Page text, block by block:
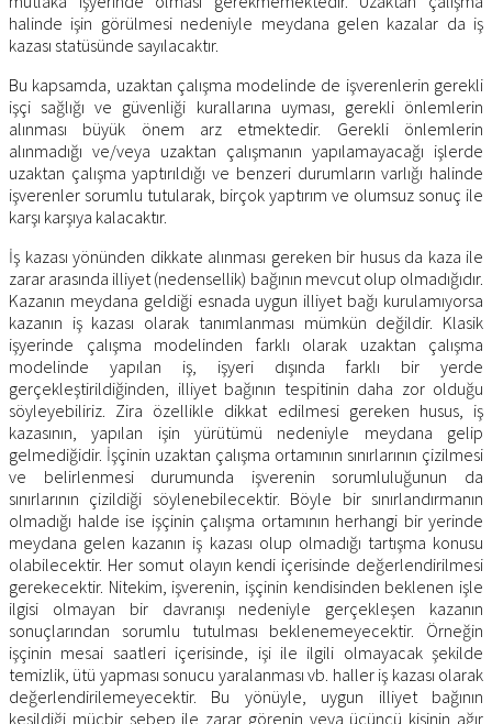
halinde işin görülmesi nedeniyle meydana gelen kazalar da iş
kazası statüsünde sayılacaktır.
Bu kapsamda, uzaktan çalışma modelinde de işverenlerin gerekli
işçi sağlığı ve güvenliği kurallarına uyması, gerekli önlemlerin
alınması büyük önem arz etmektedir. Gerekli önlemlerin
alınmadığı ve/veya uzaktan çalışmanın yapılamayacağı işlerde
uzaktan çalışma yaptırıldığı ve benzeri durumların varlığı halinde
işverenler sorumlu tutularak, birçok yaptırım ve olumsuz sonuç ile
karşı karşıya kalacaktır.
İş kazası yönünden dikkate alınması gereken bir husus da kaza ile
zarar arasında illiyet (nedensellik) bağının mevcut olup olmadığıdır.
Kazanın meydana geldiği esnada uygun illiyet bağı kurulamıyorsa
kazanın iş kazası olarak tanımlanması mümkün değildir. Klasik
işyerinde çalışma modelinden farklı olarak uzaktan çalışma
modelinde yapılan iş, işyeri dışında farklı bir yerde
gerçekleştirildiğinden, illiyet bağının tespitinin daha zor olduğu
söyleyebiliriz. Zira özellikle dikkat edilmesi gereken husus, iş
kazasının, yapılan işin yürütümü nedeniyle meydana gelip
gelmediğidir. İşçinin uzaktan çalışma ortamının sınırlarının çizilmesi
ve belirlenmesi durumunda işverenin sorumluluğunun da
sınırlarının çizildiği söylenebilecektir. Böyle bir sınırlandırmanın
olmadığı halde ise işçinin çalışma ortamının herhangi bir yerinde
meydana gelen kazanın iş kazası olup olmadığı tartışma konusu
olabilecektir. Her somut olayın kendi içerisinde değerlendirilmesi
gerekecektir. Nitekim, işverenin, işçinin kendisinden beklenen işle
ilgisi olmayan bir davranışı nedeniyle gerçekleşen kazanın
sonuçlarından sorumlu tutulması beklenemeyecektir. Örneğin
işçinin mesai saatleri içerisinde, işi ile ilgili olmayacak şekilde
temizlik, ütü yapması sonucu yaralanması vb. haller iş kazası olarak
değerlendirilemeyecektir. Bu yönüyle, uygun illiyet bağının
kesildiği mücbir sebep ile zarar görenin veya üçüncü kişinin ağır